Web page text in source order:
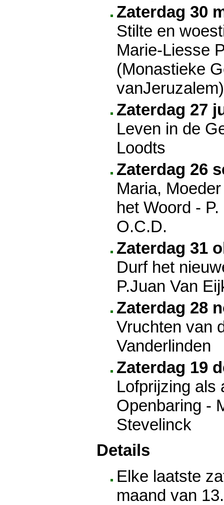
Zaterdag 30
Stilte en
Marie-Liesse
(Monastieke
vanJeruzalem)
Zaterdag 27
Leven in de
Loodts
Zaterdag 26
Maria,
het Woord -
O.C.D.
Zaterdag 31
Durf het
P.Juan Van
Zaterdag 28
Vruchten van
Vanderlinden
Zaterdag 19
Lofprijzing als
Openbaring -
Stevelinck
Details
Elke laatste
maand van